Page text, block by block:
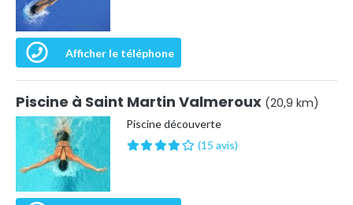
Afficher le téléphone
Piscine à Saint Martin Valmeroux (20,9 km)
Piscine découverte
(15 avis)